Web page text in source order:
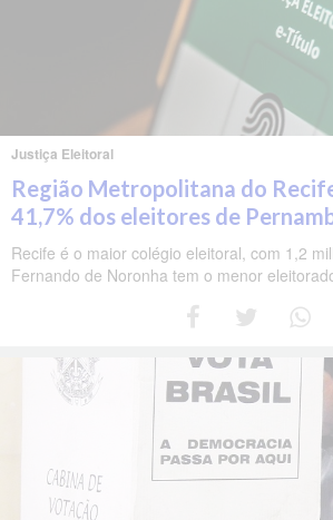
Justiça Eleitoral
Região Metropolitana do
41,7% dos eleitores de
Recife é o maior colégio eleitoral, com 1,2
Fernando de Noronha tem o menor